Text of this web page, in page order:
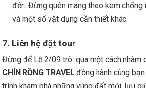
đến. Đừng quên mang theo kem chống
và một số vật dụng cần thiết khác.
7. Liên hệ đặt tour
Đừng để Lễ 2/09 trôi qua một cách nhàm
CHÍN RỒNG TRAVEL đồng hành cùng
trình khám phá những vùng đất mới, lưu